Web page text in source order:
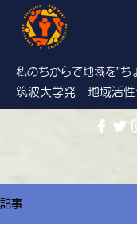
私のちからで地域を”ち
筑波大学発 地域活性
記事